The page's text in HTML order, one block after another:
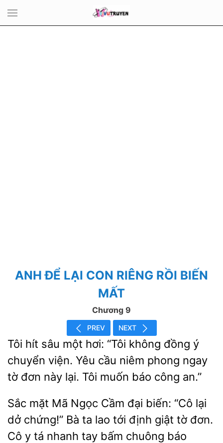
ANH ĐỂ LẠI CON RIÊNG RỒI BIẾN
MẤT
Chương 9
PREV NEXT
Tôi hít sâu một hơi: “Tôi không đồng ý
viện. Yêu
niêm phong
tờ đơn này lại. Tôi muốn báo công an.”
Sắc mặt Mã Ngọc Cầm đại biến: “Cô lại
chứng!”
ta lao tới định giật tờ đơn.
Cô y tá nhanh tay
chuông báo